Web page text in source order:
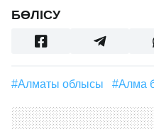
БӨЛІСУ
#Алматы облысы #алма